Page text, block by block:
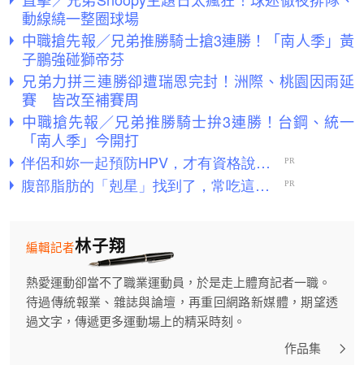
動線繞一整圈球場
中職搶先報／兄弟推勝騎士搶3連勝！「南人季」黃
子鵬強碰獅帝芬
兄弟力拼三連勝卻遭瑞恩完封！洲際、桃園因雨延
賽 皆改至補賽周
中職搶先報／兄弟推勝騎士拚3連勝！台鋼、統一
「南人季」今開打
林子翔
編輯記者
熱愛運動卻當不了職業運動員，於是走上體育記者一職。
待過傳統報業、雜誌與論壇，再重回網路新媒體，期望透
過文字，傳遞更多運動場上的精采時刻。
作品集